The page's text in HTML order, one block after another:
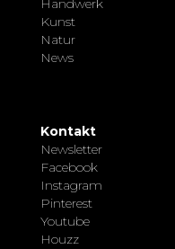
Handwerk
Kunst
Natur
News
Kontakt
Newsletter
Facebook
Instagram
Pinterest
Youtube
Houzz